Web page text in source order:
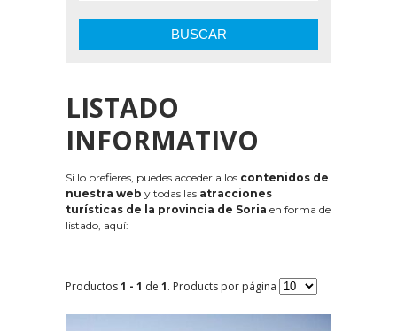
BUSCAR
LISTADO
INFORMATIVO
Si lo prefieres, puedes acceder a los contenidos de
nuestra web y todas las atracciones
turísticas de la provincia de Soria en forma de
listado, aquí:
Productos1 - 1 de 1. Products por página